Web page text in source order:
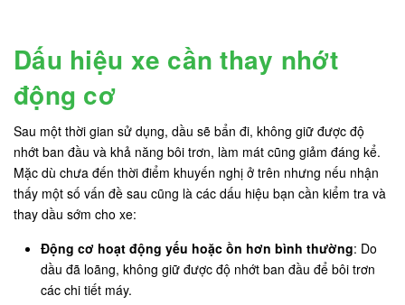
Dấu hiệu xe cần thay nhớt
động cơ
Sau một thời gian sử dụng, dầu sẽ bẩn đi, không giữ được độ
nhớt ban đầu và khả năng bôi trơn, làm mát cũng giảm đáng kể.
Mặc dù chưa đến thời điểm khuyến nghị ở trên nhưng nếu nhận
thấy một số vấn đề sau cũng là các dấu hiệu bạn cần kiểm tra và
thay dầu sớm cho xe:
Động cơ hoạt động yếu hoặc ồn hơn bình thường: Do
dầu đã loãng, không giữ được độ nhớt ban đầu để bôi trơn
các chi tiết máy.